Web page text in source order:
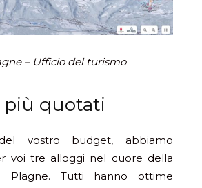
– Ufficio del turismo
più quotati
vostro budget, abbiamo
voi tre alloggi nel cuore della
Plagne. Tutti hanno ottime